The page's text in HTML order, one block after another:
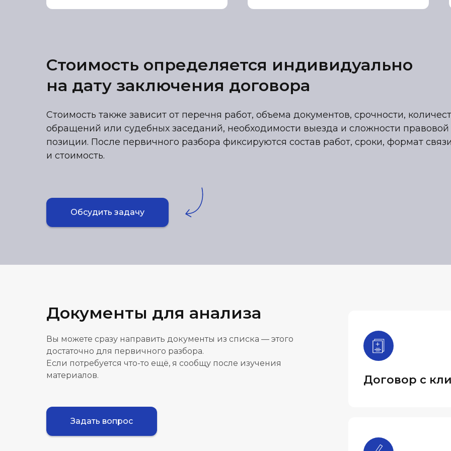
Стоимость определяется индивидуально
на дату заключения договора
Стоимость также зависит от перечня работ, объема документов, срочности,
обращений или судебных заседаний, необходимости выезда и сложности правовой
позиции. После первичного разбора фиксируются состав работ, сроки, формат связи
и стоимость.
Обсудить задачу
Документы для анализа
Вы можете сразу направить документы из списка — этого
достаточно для первичного разбора.
Если потребуется что-то ещё, я сообщу после изучения
материалов.
Задать вопрос
Договор с